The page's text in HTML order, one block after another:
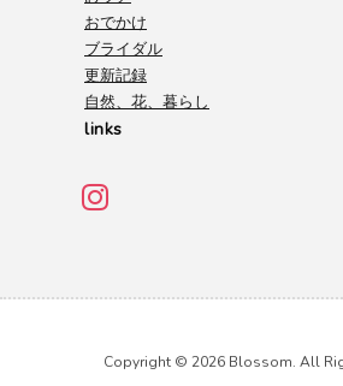
おでかけ
ブライダル
更新記録
自然、花、暮らし
links
Copyright © 2026 Blossom. All